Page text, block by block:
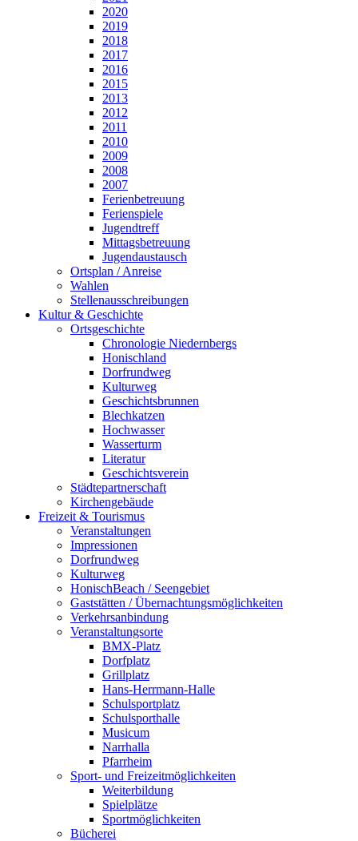
2020
2019
2018
2017
2016
2015
2013
2012
2011
2010
2009
2008
2007
Ferienbetreuung
Ferienspiele
Jugendtreff
Mittagsbetreuung
Jugendaustausch
Ortsplan / Anreise
Wahlen
Stellenausschreibungen
Kultur & Geschichte
Ortsgeschichte
Chronologie Niedernbergs
Honischland
Dorfrundweg
Kulturweg
Geschichtsbrunnen
Blechkatzen
Hochwasser
Wasserturm
Literatur
Geschichtsverein
Städtepartnerschaft
Kirchengebäude
Freizeit & Tourismus
Veranstaltungen
Impressionen
Dorfrundweg
Kulturweg
HonischBeach / Seengebiet
Gaststätten / Übernachtungsmöglichkeiten
Verkehrsanbindung
Veranstaltungsorte
BMX-Platz
Dorfplatz
Grillplatz
Hans-Herrmann-Halle
Schulsportplatz
Schulsporthalle
Musicum
Narrhalla
Pfarrheim
Sport- und Freizeitmöglichkeiten
Weiterbildung
Spielplätze
Sportmöglichkeiten
Bücherei